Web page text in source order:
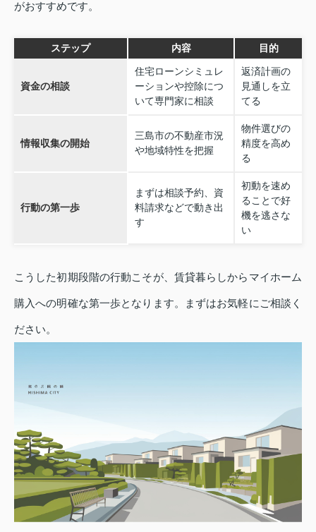
がおすすめです。
ステップ 内容 目的
資金の相談
住宅ローンシミュレ
ーションや控除につ
いて専門家に相談
返済計画の
見通しを立
てる
情報収集の開始
三島市の不動産市況
や地域特性を把握
物件選びの
精度を高め
る
行動の第一歩
まずは相談予約、資
料請求などで動き出
す
初動を速め
ることで好
機を逃さな
い
こうした初期段階の行動こそが、賃貸暮らしからマイホーム
購入への明確な第一歩となります。まずはお気軽にご相談く
ださい。